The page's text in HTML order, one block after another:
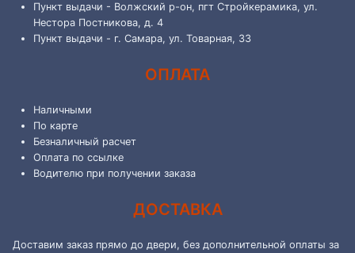
Пункт выдачи - Волжский р-он, пгт Стройкерамика, ул.
Нестора Постникова, д. 4
Пункт выдачи - г. Самара, ул. Товарная, 33
ОПЛАТА
Наличными
По карте
Безналичный расчет
Оплата по ссылке
Водителю при получении заказа
ДОСТАВКА
Доставим заказ прямо до двери, без дополнительной оплаты за